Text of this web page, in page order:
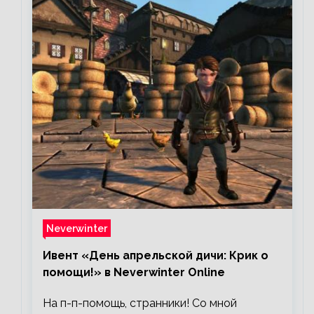
Neverwinter
Ивент «День апрельской дичи: Крик о
помощи!» в Neverwinter Online
На п-п-помощь, странники! Со мной